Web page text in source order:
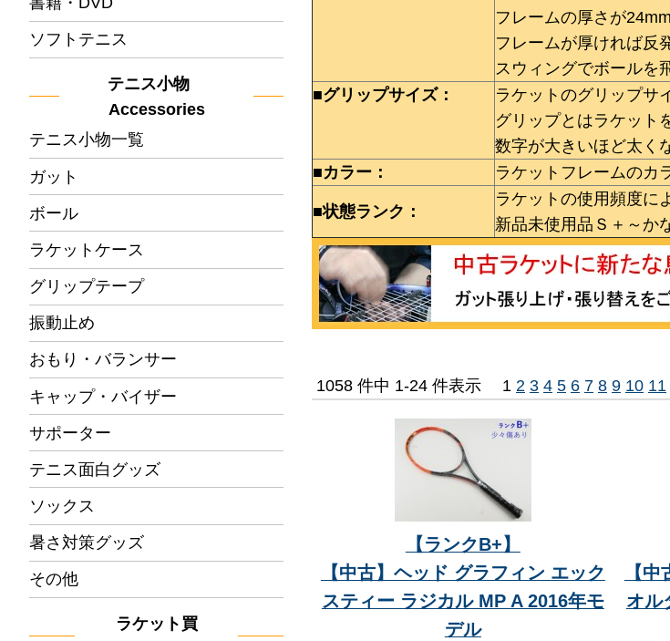
ソフトテニス
テニス小物
Accessories
テニス小物一覧
ガット
ボール
ラケットケース
グリップテープ
振動止め
おもり・バランサー
キャップ・バイザー
サポーター
テニス面白グッズ
ソックス
暑さ対策グッズ
その他
ラケット買
フレームの厚さが
フレームが厚ければ反
スウィングでボールを
■グリップサイズ：
ラケットのグリップサ
グリップとはラケット
数字が大きいほど太く
■カラー：
ラケットフレームのカ
■状態ランク：
ラケットの使用頻度に
新品未使用品Ｓ＋～か
1058 件中 1-24 件表示 1 2 3 4 5 6 7 8 9 10 11
【ランクB+】
【中古】ヘッド グラフィン エック
スティー ラジカル MP A 2016年モ
デル
【
オル